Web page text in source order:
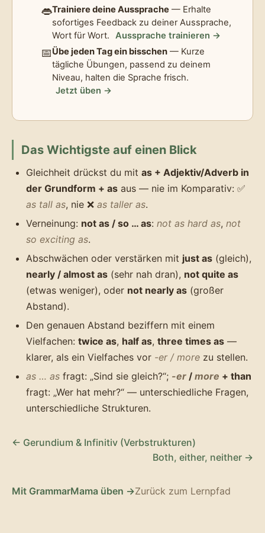
👄Trainiere deine Aussprache — Erhalte
sofortiges Feedback zu deiner Aussprache,
Wort für Wort.
Aussprache trainieren →
📅Übe jeden Tag ein bisschen — Kurze
tägliche Übungen, passend zu deinem
Niveau, halten die Sprache frisch.
Jetzt üben →
Das Wichtigste auf einen Blick
Gleichheit drückst du mit as + Adjektiv/Adverb in
der Grundform + as aus — nie im Komparativ: ✅
as tall as, nie ❌ as taller as.
Verneinung: not as / so … as: not as hard as, not
so exciting as.
Abschwächen oder verstärken mit just as (gleich),
nearly / almost as (sehr nah dran), not quite as
(etwas weniger), oder not nearly as (großer
Abstand).
Den genauen Abstand beziffern mit einem
Vielfachen: twice as, half as, three times as —
klarer, als ein Vielfaches vor -er / more zu stellen.
as … as fragt: „Sind sie gleich?“; -er / more + than
fragt: „Wer hat mehr?“ — unterschiedliche Fragen,
unterschiedliche Strukturen.
← Gerundium & Infinitiv (Verbstrukturen)
Both, either, neither →
Mit GrammarMama üben →Zurück zum Lernpfad